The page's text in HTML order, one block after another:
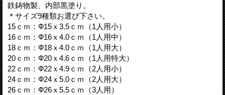
鉄鋳物製、内部黒塗り。
＊サイズ9種類お選び下さい。
15ｃｍ：Ф15ｘ3.5ｃｍ（1人用小）
16ｃｍ：Ф16ｘ4.0ｃｍ（1人用中）
18ｃｍ：Ф18ｘ4.0ｃｍ（1人用大）
20ｃｍ：Ф20ｘ4.6ｃｍ（1人用特大）
22ｃｍ：Ф22ｘ4.9ｃｍ（2人用小）
24ｃｍ：Ф24ｘ5.0ｃｍ（2人用大）
26ｃｍ：Ф26ｘ5.5ｃｍ（3人用）